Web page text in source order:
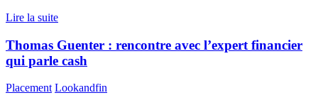
Lire la suite
Thomas Guenter : rencontre avec l’expert financier
qui parle cash
Placement Lookandfin